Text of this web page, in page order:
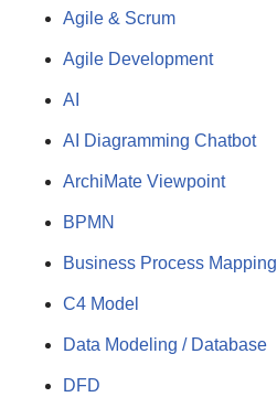
Agile & Scrum
Agile Development
AI
AI Diagramming Chatbot
ArchiMate Viewpoint
BPMN
Business Process Mapping
C4 Model
Data Modeling / Database
DFD